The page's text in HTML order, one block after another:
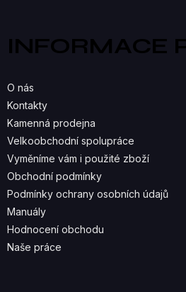
Á
D
R
V
INFORMACE
O nás
Kontakty
Kamenná prodejna
Velkoobchodní spolupráce
Vyměníme vám i použité zboží
Obchodní podmínky
Podmínky ochrany osobních údajů
Manuály
Hodnocení obchodu
Naše práce